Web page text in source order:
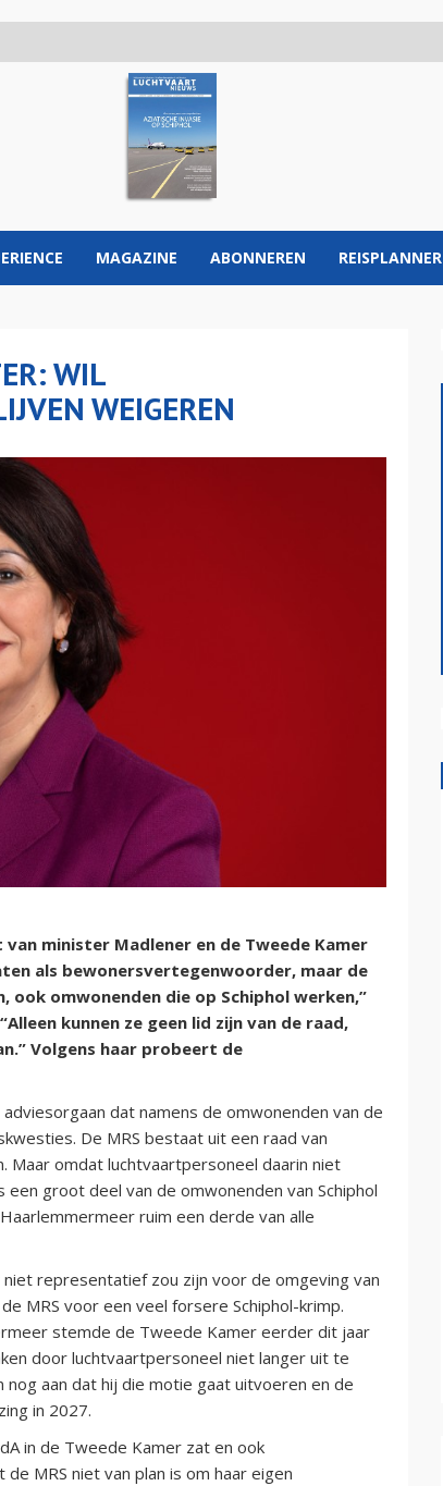
MAGAZINE ABONNEREN REISPLANNER
WIL
WEIGEREN
van minister Madlener en de Tweede Kamer
als bewonersvertegenwoorder, maar de
ook omwonenden die op Schiphol werken,”
kunnen ze geen lid zijn van de raad,
Volgens haar probeert de
dat namens de omwonenden van de
De MRS bestaat uit een raad van
omdat luchtvaartpersoneel daarin niet
groot deel van de omwonenden van Schiphol
ruim een derde van alle
representatief zou zijn voor de omgeving van
MRS voor een veel forsere Schiphol-krimp.
stemde de Tweede Kamer eerder dit jaar
door luchtvaartpersoneel niet langer uit te
aan dat hij die motie gaat uitvoeren en de
in 2027.
in de Tweede Kamer zat en ook
MRS niet van plan is om haar eigen